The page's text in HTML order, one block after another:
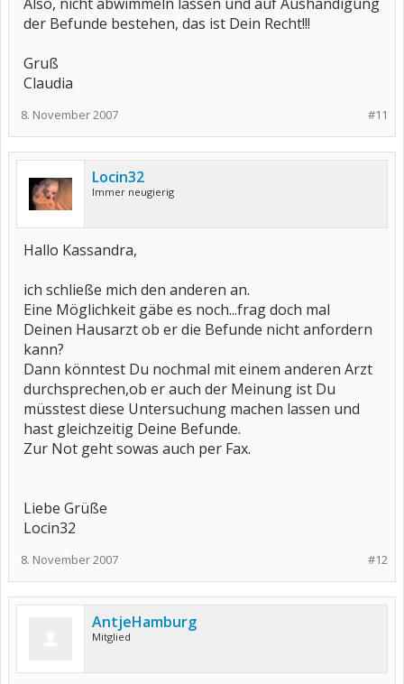
der Befunde bestehen, das ist Dein Recht!!!
Gruß
Claudia
#11
8. November 2007
Locin32
Immer neugierig
Hallo Kassandra,
ich schließe mich den anderen an.
Eine Möglichkeit gäbe es noch...frag doch mal
Deinen Hausarzt ob er die Befunde nicht anfordern
kann?
Dann könntest Du nochmal mit einem anderen Arzt
durchsprechen,ob er auch der Meinung ist Du
müsstest diese Untersuchung machen lassen und
hast gleichzeitig Deine Befunde.
Zur Not geht sowas auch per Fax.
Liebe Grüße
Locin32
#12
8. November 2007
AntjeHamburg
Mitglied